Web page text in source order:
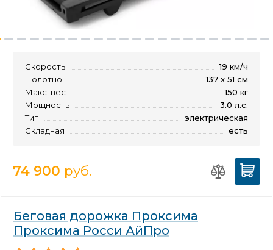
Скорость
19 км/ч
Полотно
137 х 51 см
Макс. вес
150 кг
Мощность
3.0 л.с.
Тип
электрическая
Складная
есть
74 900 руб.
Беговая дорожка Проксима
Проксима Росси АйПро